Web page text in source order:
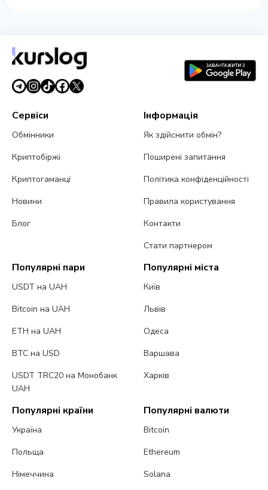
Сервіси
Обмінники
Криптобіржі
Криптогаманці
Новини
Блог
Інформація
Як здійснити обмін?
Поширені запитання
Політика конфіденційності
Правила користування
Контакти
Стати партнером
Популярні пари
USDT на UAH
Bitcoin на UAH
ETH на UAH
BTC на USD
USDT TRC20 на Монобанк
UAH
Популярні міста
Київ
Львів
Одеса
Варшава
Харків
Популярні країни
Україна
Польща
Німеччина
Популярні валюти
Bitcoin
Ethereum
Solana